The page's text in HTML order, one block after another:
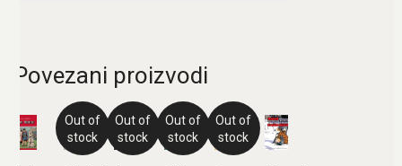
Povezani proizvodi
Out of
stock
Out of
stock
Out of
stock
Out of
stock